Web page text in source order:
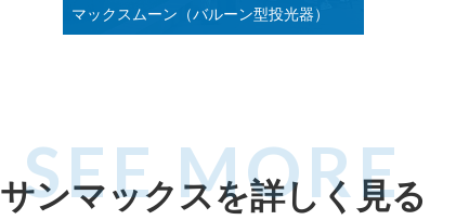
マックスムーン（バルーン型投光器）
サンマックスを詳しく見る
SEE MORE